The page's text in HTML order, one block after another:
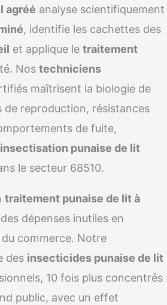
agréé analyse scientifiquement
, identifie les cachettes des
et applique le traitement
Nos techniciens
maîtrisent la biologie de
de reproduction, résistances
de fuite,
punaise de lit
le secteur 68510.
traitement punaise de lit à
dépenses inutiles en
commerce. Notre
des insecticides punaise de lit
10 fois plus concentrés
public, avec un effet